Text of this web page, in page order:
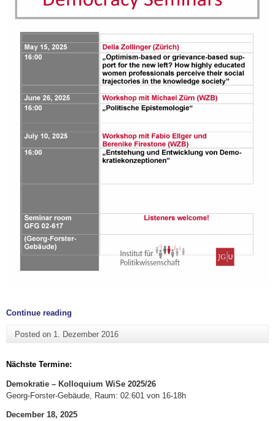
Continue reading
Posted on 1. Dezember 2016
Nächste Termine:
Demokratie – Kolloquium WiSe 2025/26
Georg-Forster-Gebäude, Raum: 02.601 von 16-18h
December 18, 2025